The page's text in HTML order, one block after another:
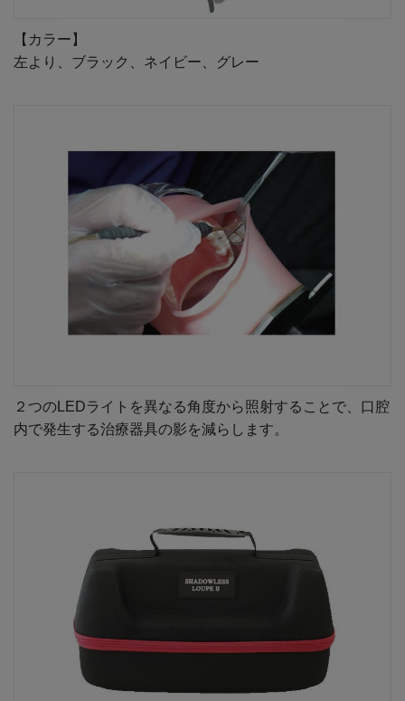
【カラー】
左より、ブラック、ネイビー、グレー
２つのLEDライトを異なる角度から照射することで、口腔
内で発生する治療器具の影を減らします。